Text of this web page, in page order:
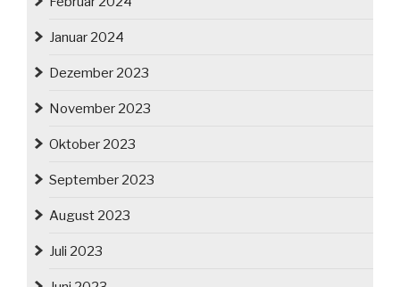
Januar 2024
Dezember 2023
November 2023
Oktober 2023
September 2023
August 2023
Juli 2023